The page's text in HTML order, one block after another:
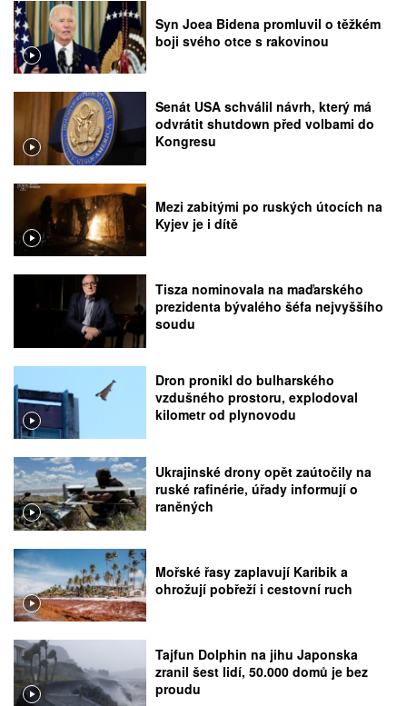
Syn Joea Bidena promluvil o těžkém
boji svého otce s rakovinou
Senát USA schválil návrh, který má
odvrátit shutdown před volbami do
Kongresu
Mezi zabitými po ruských útocích na
Kyjev je i dítě
Tisza nominovala na maďarského
prezidenta bývalého šéfa nejvyššího
soudu
Dron pronikl do bulharského
vzdušného prostoru, explodoval
kilometr od plynovodu
Ukrajinské drony opět zaútočily na
ruské rafinérie, úřady informují o
raněných
Mořské řasy zaplavují Karibik a
ohrožují pobřeží i cestovní ruch
Tajfun Dolphin na jihu Japonska
zranil šest lidí, 50.000 domů je bez
proudu